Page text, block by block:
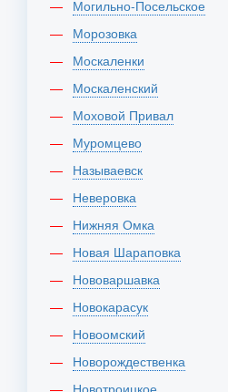
Могильно-Посельское
Морозовка
Москаленки
Москаленский
Моховой Привал
Муромцево
Называевск
Неверовка
Нижняя Омка
Новая Шараповка
Нововаршавка
Новокарасук
Новоомский
Новорождественка
Новотроицкое